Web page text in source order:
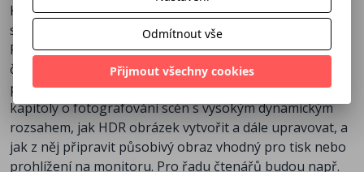
Kniha je plná praktických rad a tipů, hodnocení
softwaru, workshopů, postupů a užitečných tutoriálů.
Publikace se zaměřuje, vedle obecných a vysvětlujících
částí, na dvě skupiny uživatelů: na fotografy a na
počítačové grafiky. Fotografům jsou určeny zejména
kapitoly o fotografování scén s vysokým dynamickým
rozsahem, jak HDR obrázek vytvořit a dále upravovat, a
jak z něj připravit působivý obraz vhodný pro tisk nebo
prohlížení na monitoru. Pro řadu čtenářů budou např.
Odmítnout vše
Přijmout všechny cookies